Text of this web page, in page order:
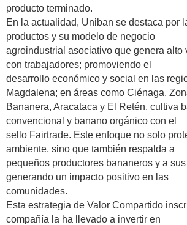
producto terminado.
En la actualidad, Uniban se destaca por
productos y su modelo de negocio
agroindustrial asociativo que genera alto
con trabajadores; promoviendo el
desarrollo económico y social en las
Magdalena; en áreas como Ciénaga,
Bananera, Aracataca y El Retén, cultiva
convencional y banano orgánico con el
sello Fairtrade. Este enfoque no solo
ambiente, sino que también respalda a
pequeños productores bananeros y a
generando un impacto positivo en las
comunidades.
Esta estrategia de Valor Compartido
compañía la ha llevado a invertir en